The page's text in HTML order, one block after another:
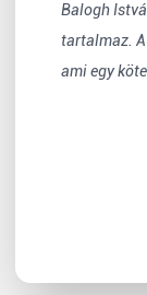
Balogh
tartalmaz.
ami egy